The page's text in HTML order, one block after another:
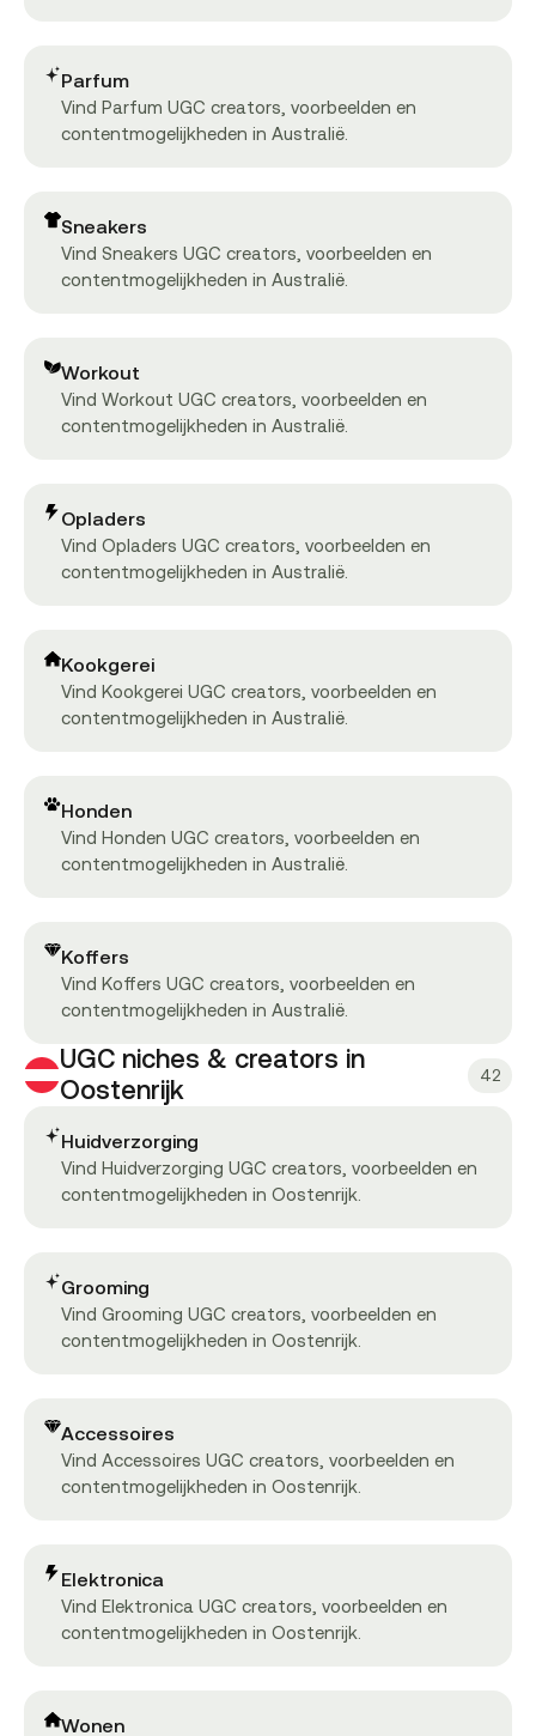
Parfum
Vind Parfum UGC creators, voorbeelden en
contentmogelijkheden in Australië.
Sneakers
Vind Sneakers UGC creators, voorbeelden en
contentmogelijkheden in Australië.
Workout
Vind Workout UGC creators, voorbeelden en
contentmogelijkheden in Australië.
Opladers
Vind Opladers UGC creators, voorbeelden en
contentmogelijkheden in Australië.
Kookgerei
Vind Kookgerei UGC creators, voorbeelden en
contentmogelijkheden in Australië.
Honden
Vind Honden UGC creators, voorbeelden en
contentmogelijkheden in Australië.
Koffers
Vind Koffers UGC creators, voorbeelden en
contentmogelijkheden in Australië.
UGC niches & creators in
Oostenrijk
42
Huidverzorging
Vind Huidverzorging UGC creators, voorbeelden en
contentmogelijkheden in Oostenrijk.
Grooming
Vind Grooming UGC creators, voorbeelden en
contentmogelijkheden in Oostenrijk.
Accessoires
Vind Accessoires UGC creators, voorbeelden en
contentmogelijkheden in Oostenrijk.
Elektronica
Vind Elektronica UGC creators, voorbeelden en
contentmogelijkheden in Oostenrijk.
Wonen